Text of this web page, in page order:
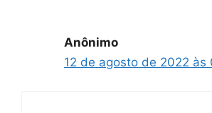
Anônimo
12 de agosto de 2022 às